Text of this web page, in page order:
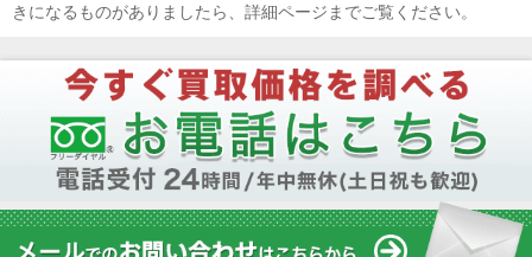
きになるものがありましたら、詳細ページまでご覧ください。